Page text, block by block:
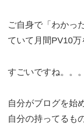
ご自身で「わかっ
ていて月間PV10万
すごいですね。。。
自分がブログを始
自分の持ってるも